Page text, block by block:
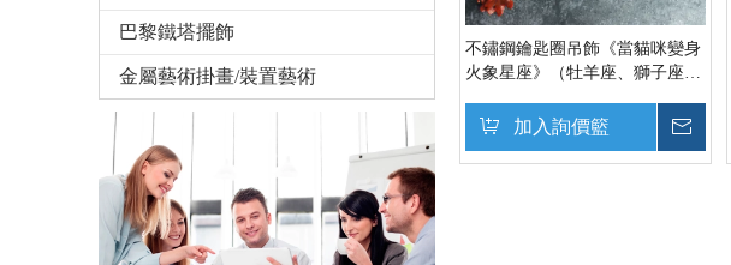
巴黎鐵塔擺飾
金屬藝術掛畫/裝置藝術
不鏽鋼鑰匙圈吊飾《當貓咪變身
火象星座》（牡羊座、獅子座、
配件【OPUS東齊金工】
加入詢價籃
»